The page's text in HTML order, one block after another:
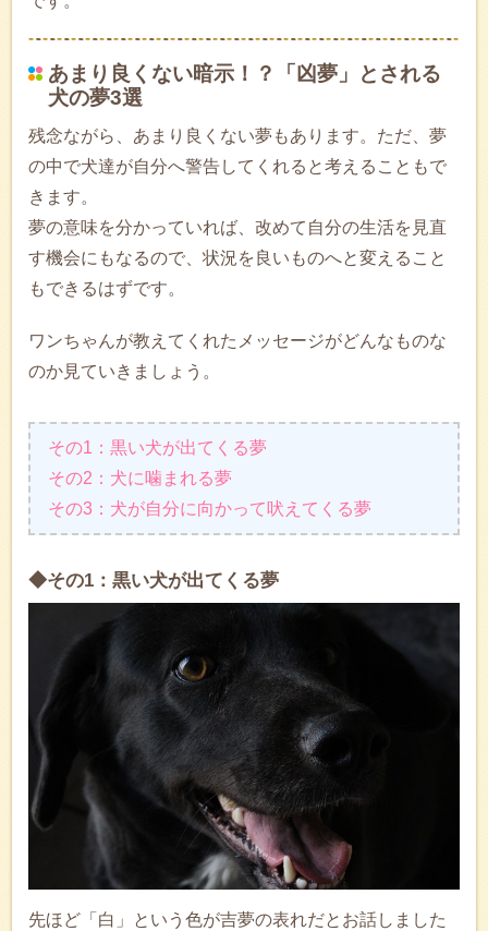
あまり良くない暗示！？「凶夢」とされる
犬の夢3選
残念ながら、あまり良くない夢もあります。ただ、夢
の中で犬達が自分へ警告してくれると考えることもで
きます。
夢の意味を分かっていれば、改めて自分の生活を見直
す機会にもなるので、状況を良いものへと変えること
もできるはずです。
ワンちゃんが教えてくれたメッセージがどんなものな
のか見ていきましょう。
その1：黒い犬が出てくる夢
その2：犬に噛まれる夢
その3：犬が自分に向かって吠えてくる夢
◆その1：黒い犬が出てくる夢
先ほど「白」という色が吉夢の表れだとお話しました